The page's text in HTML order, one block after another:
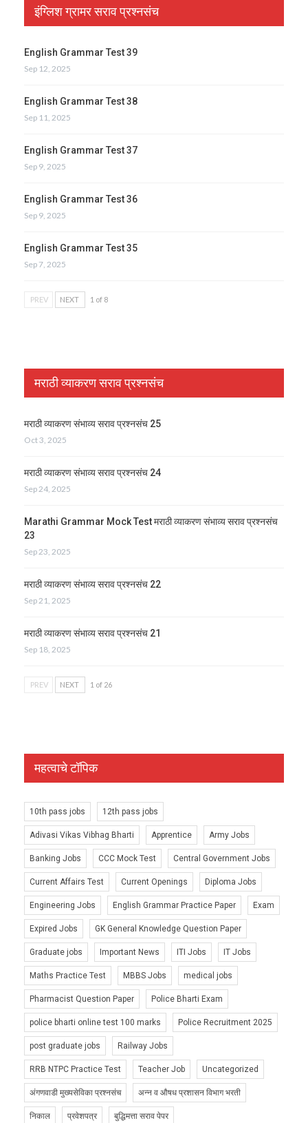
इंग्लिश ग्रामर सराव प्रश्नसंच
English Grammar Test 39
Sep 12, 2025
English Grammar Test 38
Sep 11, 2025
English Grammar Test 37
Sep 9, 2025
English Grammar Test 36
Sep 9, 2025
English Grammar Test 35
Sep 7, 2025
PREV NEXT 1 of 8
मराठी व्याकरण सराव प्रश्नसंच
मराठी व्याकरण संभाव्य सराव प्रश्नसंच 25
Oct 3, 2025
मराठी व्याकरण संभाव्य सराव प्रश्नसंच 24
Sep 24, 2025
Marathi Grammar Mock Test मराठी व्याकरण संभाव्य सराव प्रश्नसंच
23
Sep 23, 2025
मराठी व्याकरण संभाव्य सराव प्रश्नसंच 22
Sep 21, 2025
मराठी व्याकरण संभाव्य सराव प्रश्नसंच 21
Sep 18, 2025
PREV NEXT 1 of 26
महत्वाचे टॉपिक
10th pass jobs 12th pass jobs
Adivasi Vikas Vibhag Bharti Apprentice Army Jobs
Banking Jobs CCC Mock Test Central Government Jobs
Current Affairs Test Current Openings Diploma Jobs
Engineering Jobs English Grammar Practice Paper Exam
Expired Jobs GK General Knowledge Question Paper
Graduate jobs Important News ITI Jobs IT Jobs
Maths Practice Test MBBS Jobs medical jobs
Pharmacist Question Paper Police Bharti Exam
police bharti online test 100 marks Police Recruitment 2025
post graduate jobs Railway Jobs
RRB NTPC Practice Test Teacher Job Uncategorized
अंगणवाडी मुख्यसेविका प्रश्नसंच अन्न व औषध प्रशासन विभाग भरती
निकाल प्रवेशपत्र बुद्धिमत्ता सराव पेपर